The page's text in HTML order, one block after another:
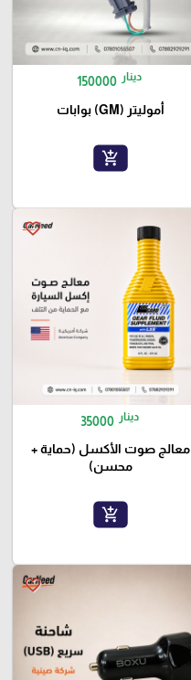
150000 دينار
أموليتر (GM) بوابات
add_shopping_cart
favorite_border
35000 دينار
معالج صوت الأكسل (حماية +
محسن)
add_shopping_cart
favorite_border